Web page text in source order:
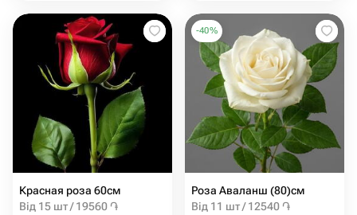
Красная роза 60см
Від 15 шт / 19560 ֏
-40%
Роза Аваланш (80)см
Від 11 шт / 12540 ֏